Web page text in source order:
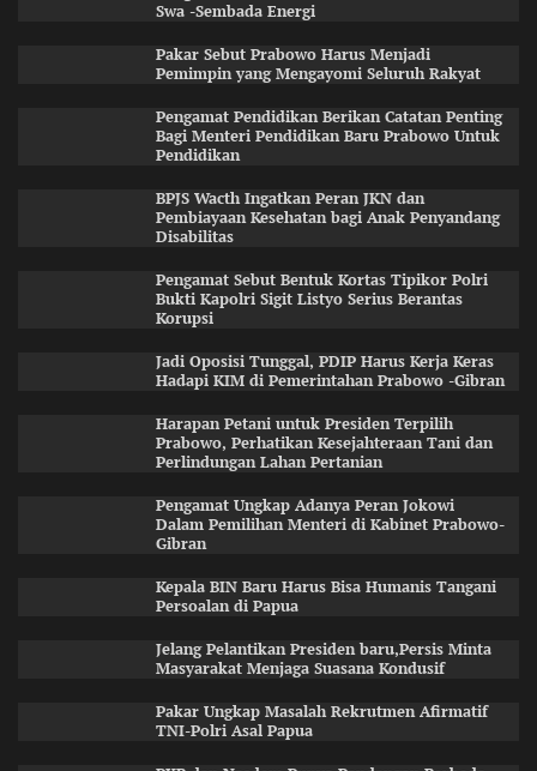
Swa -Sembada Energi
Pakar Sebut Prabowo Harus Menjadi
Pemimpin yang Mengayomi Seluruh Rakyat
Pengamat Pendidikan Berikan Catatan Penting
Bagi Menteri Pendidikan Baru Prabowo Untuk
Pendidikan
BPJS Wacth Ingatkan Peran JKN dan
Pembiayaan Kesehatan bagi Anak Penyandang
Disabilitas
Pengamat Sebut Bentuk Kortas Tipikor Polri
Bukti Kapolri Sigit Listyo Serius Berantas
Korupsi
Jadi Oposisi Tunggal, PDIP Harus Kerja Keras
Hadapi KIM di Pemerintahan Prabowo -Gibran
Harapan Petani untuk Presiden Terpilih
Prabowo, Perhatikan Kesejahteraan Tani dan
Perlindungan Lahan Pertanian
Pengamat Ungkap Adanya Peran Jokowi
Dalam Pemilihan Menteri di Kabinet Prabowo-
Gibran
Kepala BIN Baru Harus Bisa Humanis Tangani
Persoalan di Papua
Jelang Pelantikan Presiden baru,Persis Minta
Masyarakat Menjaga Suasana Kondusif
Pakar Ungkap Masalah Rekrutmen Afirmatif
TNI-Polri Asal Papua